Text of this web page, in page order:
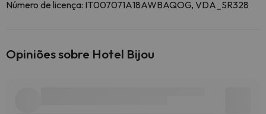
Número de licença: IT007071A18AWBAQOG, VDA_SR328
Opiniões sobre Hotel Bijou